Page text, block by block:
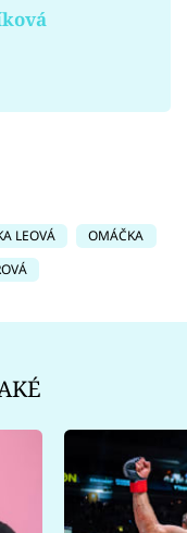
LEOVÁ
OMÁČKA